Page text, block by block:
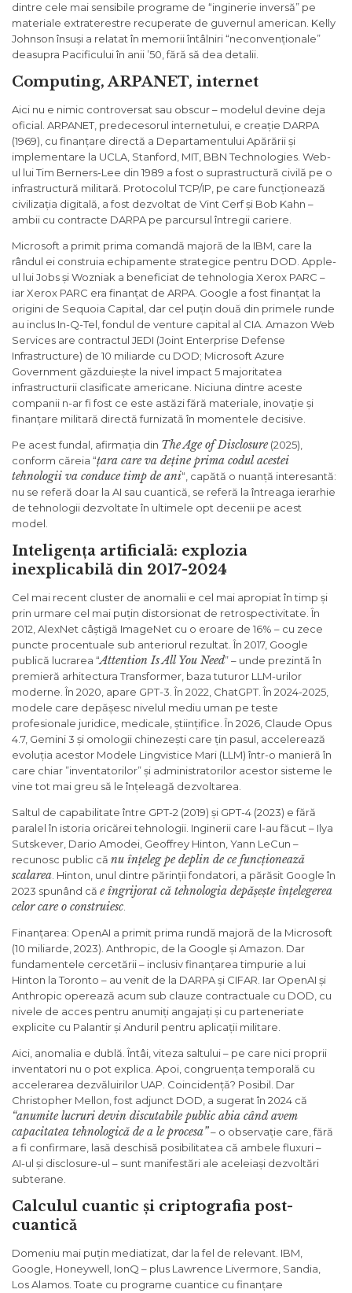
dintre cele mai sensibile programe de “inginerie inversă” pe
materiale extraterestre recuperate de guvernul american. Kelly
Johnson însuși a relatat în memorii întâlniri “neconvenționale”
deasupra Pacificului în anii ’50, fără să dea detalii.
Computing, ARPANET, internet
Aici nu e nimic controversat sau obscur – modelul devine deja
oficial. ARPANET, predecesorul internetului, e creație DARPA
(1969), cu finanțare directă a Departamentului Apărării și
implementare la UCLA, Stanford, MIT, BBN Technologies. Web-
ul lui Tim Berners-Lee din 1989 a fost o suprastructură civilă pe o
infrastructură militară. Protocolul TCP/IP, pe care funcționează
civilizația digitală, a fost dezvoltat de Vint Cerf și Bob Kahn –
ambii cu contracte DARPA pe parcursul întregii cariere.
Microsoft a primit prima comandă majoră de la IBM, care la
rândul ei construia echipamente strategice pentru DOD. Apple-
ul lui Jobs și Wozniak a beneficiat de tehnologia Xerox PARC –
iar Xerox PARC era finanțat de ARPA. Google a fost finanțat la
origini de Sequoia Capital, dar cel puțin două din primele runde
au inclus In-Q-Tel, fondul de venture capital al CIA. Amazon Web
Services are contractul JEDI (Joint Enterprise Defense
Infrastructure) de 10 miliarde cu DOD; Microsoft Azure
Government găzduiește la nivel impact 5 majoritatea
infrastructurii clasificate americane. Niciuna dintre aceste
companii n-ar fi fost ce este astăzi fără materiale, inovație și
finanțare militară directă furnizată în momentele decisive.
Pe acest fundal, afirmația din The Age of Disclosure(2025),
conform căreia “țara care va deține prima codul acestei
tehnologii va conduce timp de ani“, capătă o nuanță interesantă:
nu se referă doar la AI sau cuantică, se referă la întreaga ierarhie
de tehnologii dezvoltate în ultimele opt decenii pe acest
model.
Inteligența artificială: explozia
inexplicabilă din 2017-2024
Cel mai recent cluster de anomalii e cel mai apropiat în timp și
prin urmare cel mai puțin distorsionat de retrospectivitate. În
2012, AlexNet câștigă ImageNet cu o eroare de 16% – cu zece
puncte procentuale sub anteriorul rezultat. În 2017, Google
publică lucrarea “Attention Is All You Need” – unde prezintă în
premieră arhitectura Transformer, baza tuturor LLM-urilor
moderne. În 2020, apare GPT-3. În 2022, ChatGPT. În 2024-2025,
modele care depășesc nivelul mediu uman pe teste
profesionale juridice, medicale, științifice. În 2026, Claude Opus
4.7, Gemini 3 și omologii chinezești care țin pasul, accelerează
evoluția acestor Modele Lingvistice Mari (LLM) într-o manieră în
care chiar ”inventatorilor” și administratorilor acestor sisteme le
vine tot mai greu să le înțeleagă dezvoltarea.
Saltul de capabilitate între GPT-2 (2019) și GPT-4 (2023) e fără
paralel în istoria oricărei tehnologii. Inginerii care l-au făcut – Ilya
Sutskever, Dario Amodei, Geoffrey Hinton, Yann LeCun –
recunosc public că nu înțeleg pe deplin de ce funcționează
scalarea . Hinton, unul dintre părinții fondatori, a părăsit Google în
2023 spunând că e îngrijorat că tehnologia depășește înțelegerea
celor care o construiesc
Finanțarea: OpenAI a primit prima rundă majoră de la Microsoft
(10 miliarde, 2023). Anthropic, de la Google și Amazon. Dar
fundamentele cercetării – inclusiv finanțarea timpurie a lui
Hinton la Toronto – au venit de la DARPA și CIFAR. Iar OpenAI și
Anthropic operează acum sub clauze contractuale cu DOD, cu
nivele de acces pentru anumiți angajați și cu parteneriate
explicite cu Palantir și Anduril pentru aplicații militare.
Aici, anomalia e dublă. Întâi, viteza saltului – pe care nici proprii
inventatori nu o pot explica. Apoi, congruența temporală cu
accelerarea dezvăluirilor UAP. Coincidență? Posibil. Dar
Christopher Mellon, fost adjunct DOD, a sugerat în 2024 că
“anumite lucruri devin discutabile public abia când avem
capacitatea tehnologică de a le procesa”– o observație care, fără
a fi confirmare, lasă deschisă posibilitatea că ambele fluxuri –
AI-ul și disclosure-ul – sunt manifestări ale aceleiași dezvoltări
subterane.
Calculul cuantic și criptografia post-
cuantică
Domeniu mai puțin mediatizat, dar la fel de relevant. IBM,
Google, Honeywell, IonQ – plus Lawrence Livermore, Sandia,
Los Alamos. Toate cu programe cuantice cu finanțare